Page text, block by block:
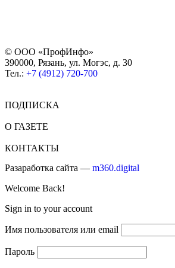
© ООО «ПрофИнфо»
390000, Рязань, ул. Могэс, д. 30
Тел.: +7 (4912) 720-700
ПОДПИСКА
О ГАЗЕТЕ
КОНТАКТЫ
Разаработка сайта — m360.digital
Welcome Back!
Sign in to your account
Имя пользователя или email
Пароль